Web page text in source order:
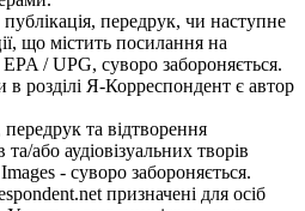
передрук, чи наступне
що містить посилання на
/ UPG, суворо забороняється.
в розділі Я-Корреспондент є автор
та відтворення
або аудіовізуальних творів
- суворо забороняється.
призначені для осіб